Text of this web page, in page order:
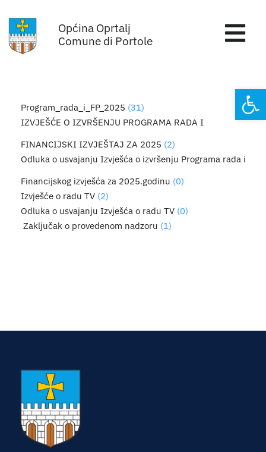
content
Općina Oprtalj
Comune di Portole
Općinska uprava
Sa sjednica vijeća
Za građane
Mjesta
Program_rada_i_FP_2025 (31)
IZVJEŠĆE O IZVRŠENJU PROGRAMA RADA I
FINANCIJSKI IZVJEŠTAJ ZA 2025 (2)
Odluka o usvajanju Izvješća o izvršenju Programa rada i
Financijskog izvješća za 2025.godinu (0)
Izvješće o radu TV(2)
Odluka o usvajanju Izvješća o radu TV(0)
Zaključak o provedenom nadzoru (1)